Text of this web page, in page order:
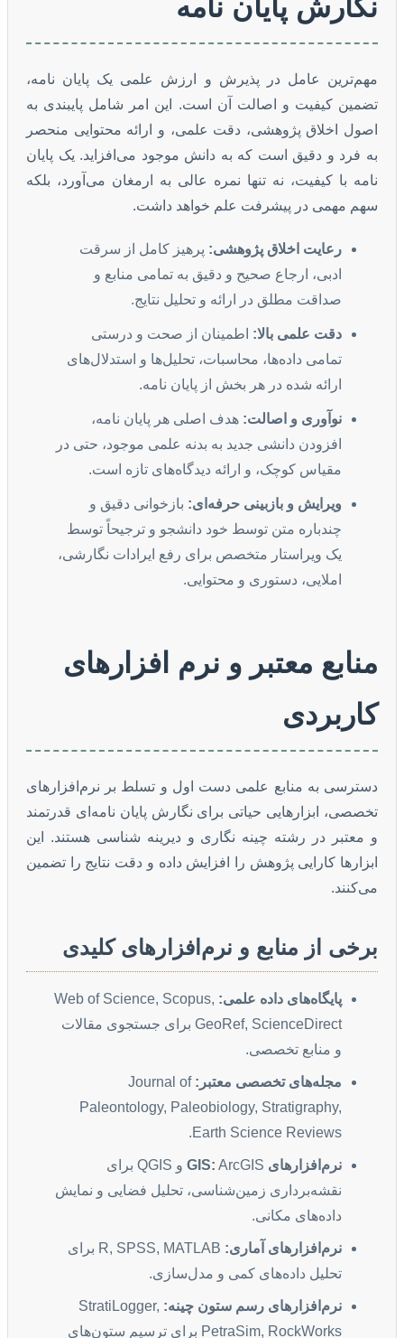
نگارش پایان نامه
مهم‌ترین عامل در پذیرش و ارزش علمی یک پایان نامه،
تضمین کیفیت و اصالت آن است. این امر شامل پایبندی به
اصول اخلاق پژوهشی، دقت علمی، و ارائه محتوایی منحصر
به فرد و دقیق است که به دانش موجود می‌افزاید. یک پایان
نامه با کیفیت، نه تنها نمره عالی به ارمغان می‌آورد، بلکه
سهم مهمی در پیشرفت علم خواهد داشت.
رعایت اخلاق پژوهشی: پرهیز کامل از سرقت
ادبی، ارجاع صحیح و دقیق به تمامی منابع و
صداقت مطلق در ارائه و تحلیل نتایج.
دقت علمی بالا: اطمینان از صحت و درستی
تمامی داده‌ها، محاسبات، تحلیل‌ها و استدلال‌های
ارائه شده در هر بخش از پایان نامه.
نوآوری و اصالت: هدف اصلی هر پایان نامه،
افزودن دانشی جدید به بدنه علمی موجود، حتی در
مقیاس کوچک، و ارائه دیدگاه‌های تازه است.
ویرایش و بازبینی حرفه‌ای: بازخوانی دقیق و
چندباره متن توسط خود دانشجو و ترجیحاً توسط
یک ویراستار متخصص برای رفع ایرادات نگارشی،
املایی، دستوری و محتوایی.
منابع معتبر و نرم افزارهای
کاربردی
دسترسی به منابع علمی دست اول و تسلط بر نرم‌افزارهای
تخصصی، ابزارهایی حیاتی برای نگارش پایان نامه‌ای قدرتمند
و معتبر در رشته چینه نگاری و دیرینه شناسی هستند. این
ابزارها کارایی پژوهش را افزایش داده و دقت نتایج را تضمین
می‌کنند.
برخی از منابع و نرم‌افزارهای کلیدی
پایگاه‌های داده علمی: Web of Science, Scopus,
GeoRef, ScienceDirect برای جستجوی مقالات
و منابع تخصصی.
مجله‌های تخصصی معتبر: Journal of
Paleontology, Paleobiology, Stratigraphy,
Earth Science Reviews.
نرم‌افزارهای GIS:
ArcGIS و QGIS برای
نقشه‌برداری زمین‌شناسی، تحلیل فضایی و نمایش
داده‌های مکانی.
نرم‌افزارهای آماری:
R, SPSS, MATLAB برای
تحلیل داده‌های کمی و مدل‌سازی.
نرم‌افزارهای رسم ستون چینه: StratiLogger,
PetraSim, RockWorks برای ترسیم ستون‌های